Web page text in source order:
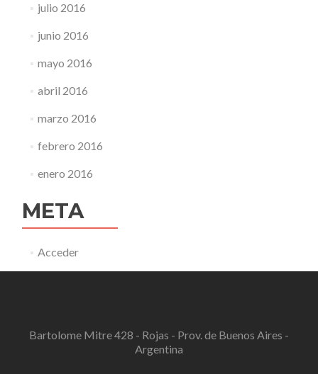
julio 2016
junio 2016
mayo 2016
abril 2016
marzo 2016
febrero 2016
enero 2016
META
Acceder
Bartolome Mitre 428 - Rojas - Prov. de Buenos Aires -
Argentina